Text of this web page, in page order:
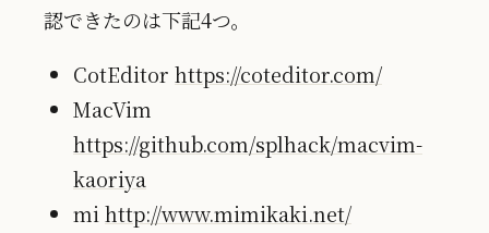
認できたのは下記4つ。
CotEditor https://coteditor.com/
MacVim
https://github.com/splhack/macvim-
kaoriya
mi http://www.mimikaki.net/